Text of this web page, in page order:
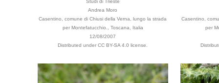
Studi di Trieste
Andrea Moro
Casentino, comune di Chiusi della Verna, lungo la strada
per Montefatucchio., Toscana, Italia
12/08/2007
Distributed under CC BY-SA 4.0 license.
Casentino,
per